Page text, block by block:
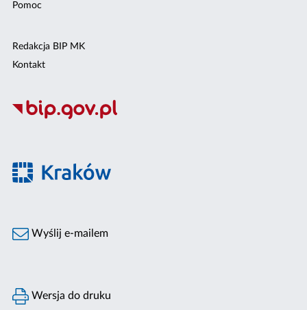
Pomoc
Redakcja BIP MK
Kontakt
Wyślij e-mailem
Wersja do druku